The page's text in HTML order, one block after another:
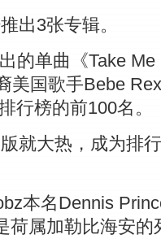
出3张专辑。
的单曲《Take Me
美国歌手Bebe
行榜的前100名。
就大热，成为排
本名Dennis
荷属加勒比海安的